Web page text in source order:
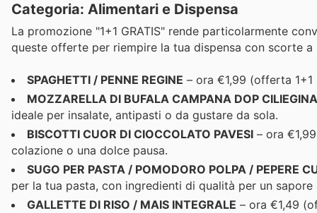
Categoria: Alimentari e Dispensa
La promozione "1+1 GRATIS" rende particolarmente
queste offerte per riempire la tua dispensa con scorte a
SPAGHETTI / PENNE REGINE – ora €1,99 (offerta
MOZZARELLA DI BUFALA CAMPANA DOP
ideale per insalate, antipasti o da gustare da sola.
BISCOTTI CUOR DI CIOCCOLATO PAVESI – ora
colazione o una dolce pausa.
SUGO PER PASTA / POMODORO POLPA / PEPERE
per la tua pasta, con ingredienti di qualità per un sapore
GALLETTE DI RISO / MAIS INTEGRALE – ora €1,49